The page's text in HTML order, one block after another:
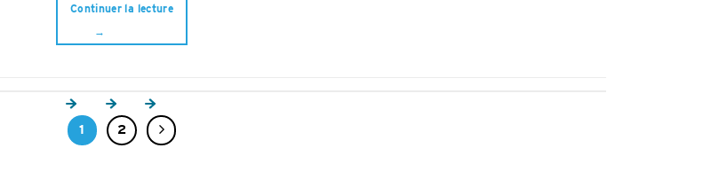
Continuer la lecture
→
1 2